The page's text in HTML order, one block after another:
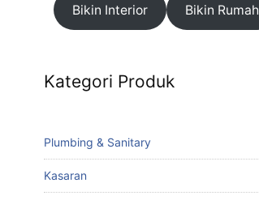
Bikin Interior Bikin Rumah
Kategori Produk
Plumbing & Sanitary
Kasaran